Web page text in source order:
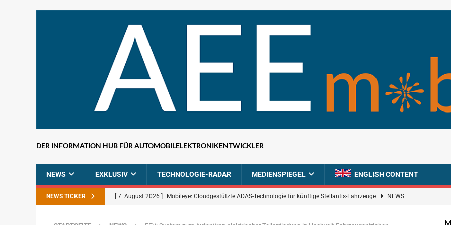
DER INFORMATION HUB FÜR AUTOMOBILELEKTRONIKENTWICKLER
NEWS EXKLUSIV TECHNOLOGIE-RADAR MEDIENSPIEGEL ENGLISH CONTENT
NEWS TICKER [ 7. August 2026 ] Mobileye: Cloudgestützte ADAS-Technologie für künftige Stellantis-Fahrzeuge NEWS